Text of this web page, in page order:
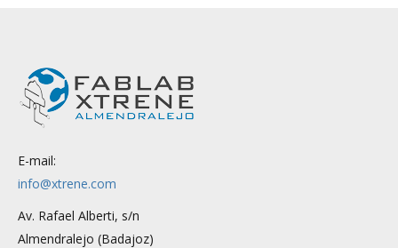
E-mail:
info@xtrene.com
Av. Rafael Alberti, s/n
Almendralejo (Badajoz)